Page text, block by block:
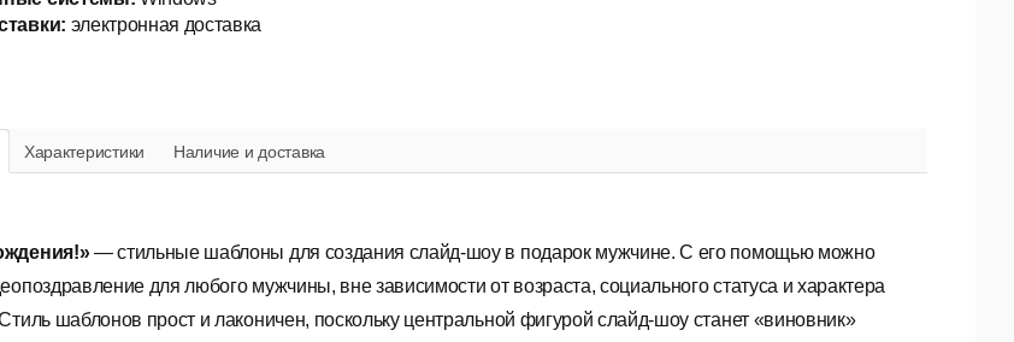
Характеристики Наличие и доставка
— стильные шаблоны для создания слайд-шоу в подарок мужчине. С его помощью можно
для любого мужчины, вне зависимости от возраста, социального статуса и характера
шаблонов прост и лаконичен, поскольку центральной фигурой слайд-шоу станет «виновник»
электронная доставка